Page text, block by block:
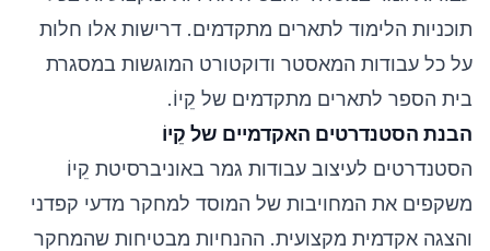
תוכניות הלימוד לתארים מתקדמים. דרישות אלו חלות
על כל עבודות המאסטר ודוקטורט המוגשות במסגרת
בית הספר לתארים מתקדמים של קֵיוֹ.
הבנת הסטנדרטים האקדמיים של קֵיוֹ
הסטנדרטים לעיצוב עבודות גמר באוניברסיטת קֵיוֹ
משקפים את המחויבות של המוסד למחקר מדעי קפדני
והצגה אקדמית מקצועית. ההנחיות מבטיחות שהמחקר